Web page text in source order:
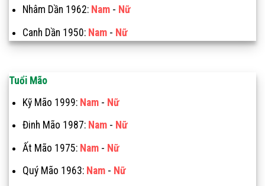
Nhâm Dần 1962: Nam- Nữ
Canh Dần 1950: Nam- Nữ
Tuổi Mão
Kỹ Mão 1999: Nam- Nữ
Đinh Mão 1987: Nam- Nữ
Ất Mão 1975: Nam- Nữ
Quý Mão 1963: Nam- Nữ